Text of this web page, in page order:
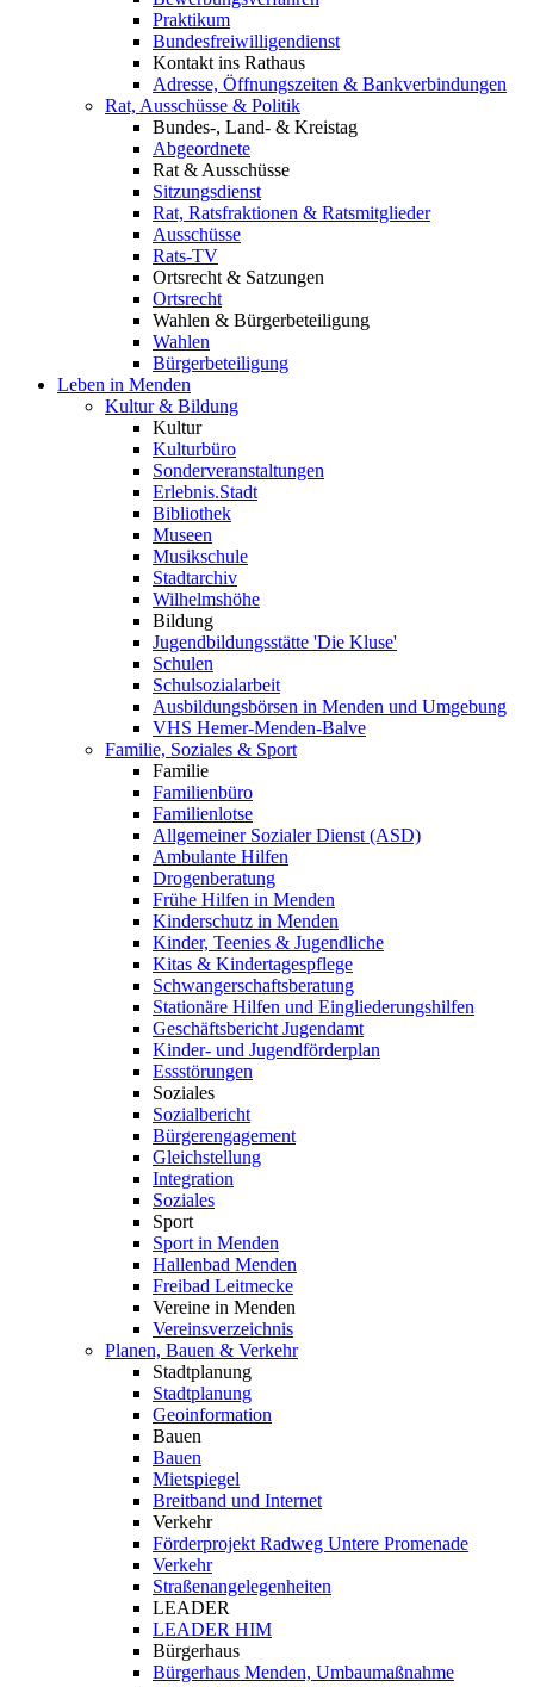
Praktikum
Bundesfreiwilligendienst
Kontakt ins Rathaus
Adresse, Öffnungszeiten & Bankverbindungen
Rat, Ausschüsse & Politik
Bundes-, Land- & Kreistag
Abgeordnete
Rat & Ausschüsse
Sitzungsdienst
Rat, Ratsfraktionen & Ratsmitglieder
Ausschüsse
Rats-TV
Ortsrecht & Satzungen
Ortsrecht
Wahlen & Bürgerbeteiligung
Wahlen
Bürgerbeteiligung
Leben in Menden
Kultur & Bildung
Kultur
Kulturbüro
Sonderveranstaltungen
Erlebnis.Stadt
Bibliothek
Museen
Musikschule
Stadtarchiv
Wilhelmshöhe
Bildung
Jugendbildungsstätte 'Die Kluse'
Schulen
Schulsozialarbeit
Ausbildungsbörsen in Menden und Umgebung
VHS Hemer-Menden-Balve
Familie, Soziales & Sport
Familie
Familienbüro
Familienlotse
Allgemeiner Sozialer Dienst (ASD)
Ambulante Hilfen
Drogenberatung
Frühe Hilfen in Menden
Kinderschutz in Menden
Kinder, Teenies & Jugendliche
Kitas & Kindertagespflege
Schwangerschaftsberatung
Stationäre Hilfen und Eingliederungshilfen
Geschäftsbericht Jugendamt
Kinder- und Jugendförderplan
Essstörungen
Soziales
Sozialbericht
Bürgerengagement
Gleichstellung
Integration
Soziales
Sport
Sport in Menden
Hallenbad Menden
Freibad Leitmecke
Vereine in Menden
Vereinsverzeichnis
Planen, Bauen & Verkehr
Stadtplanung
Stadtplanung
Geoinformation
Bauen
Bauen
Mietspiegel
Breitband und Internet
Verkehr
Förderprojekt Radweg Untere Promenade
Verkehr
Straßenangelegenheiten
LEADER
LEADER HIM
Bürgerhaus
Bürgerhaus Menden, Umbaumaßnahme